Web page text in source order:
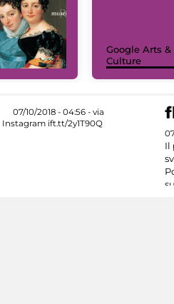
Google Arts &
Culture
Il